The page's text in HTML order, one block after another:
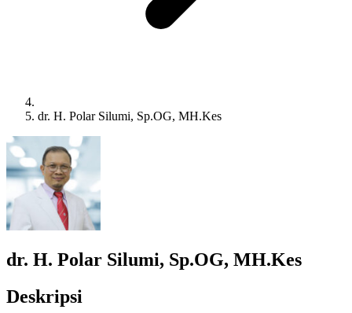
dr. H. Polar Silumi, Sp.OG, MH.Kes
dr. H. Polar Silumi, Sp.OG, MH.Kes
Deskripsi